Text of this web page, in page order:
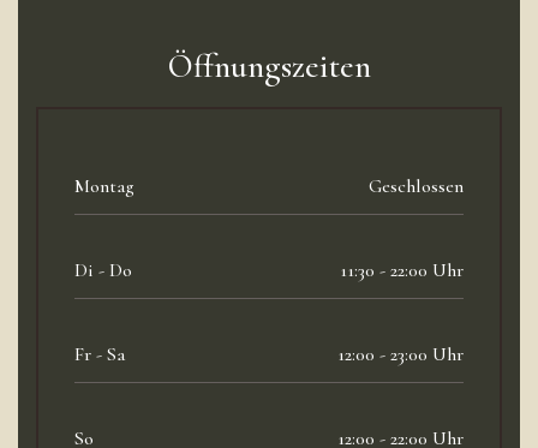
Öffnungszeiten
Montag Geschlossen
Di - Do 11:30 - 22:00 Uhr
Fr - Sa 12:00 - 23:00 Uhr
So 12:00 - 22:00 Uhr